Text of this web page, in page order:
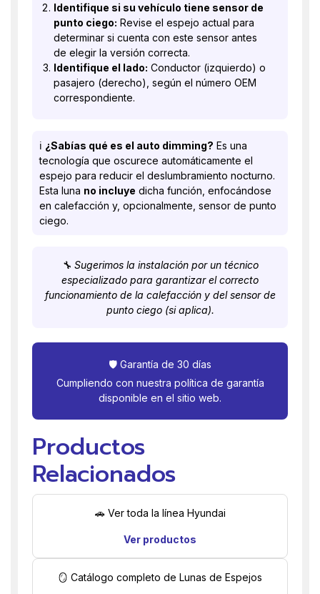
Identifique si su vehículo tiene sensor de
punto ciego: Revise el espejo actual para
determinar si cuenta con este sensor antes
de elegir la versión correcta.
Identifique el lado: Conductor (izquierdo) o
pasajero (derecho), según el número OEM
correspondiente.
ℹ️ ¿Sabías qué es el auto dimming? Es una
tecnología que oscurece automáticamente el
espejo para reducir el deslumbramiento nocturno.
Esta luna no incluye dicha función, enfocándose
en calefacción y, opcionalmente, sensor de punto
ciego.
🔧 Sugerimos la instalación por un técnico
especializado para garantizar el correcto
funcionamiento de la calefacción y del sensor de
punto ciego (si aplica).
🛡️ Garantía de 30 días
Cumpliendo con nuestra política de garantía
disponible en el sitio web.
Productos
Relacionados
🚗 Ver toda la línea Hyundai
Ver productos
🪞 Catálogo completo de Lunas de Espejos